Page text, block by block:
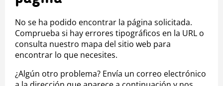
No se ha podido encontrar la página solicitada.
Comprueba si hay errores tipográficos en la URL o
consulta nuestro mapa del sitio web para
encontrar lo que necesites.
¿Algún otro problema? Envía un correo electrónico